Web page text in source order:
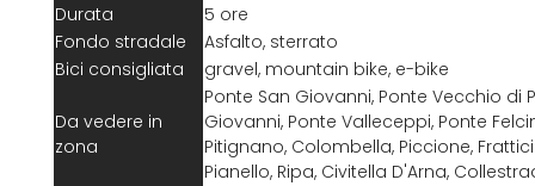
Durata
5 ore
Fondo stradale
Asfalto, sterrato
Bici consigliata
gravel, mountain bike, e-bike
Da vedere in
zona
Ponte San Giovanni, Ponte Vecchio di
Giovanni, Ponte Valleceppi, Ponte
Pitignano, Colombella, Piccione,
Pianello, Ripa, Civitella D'Arna,